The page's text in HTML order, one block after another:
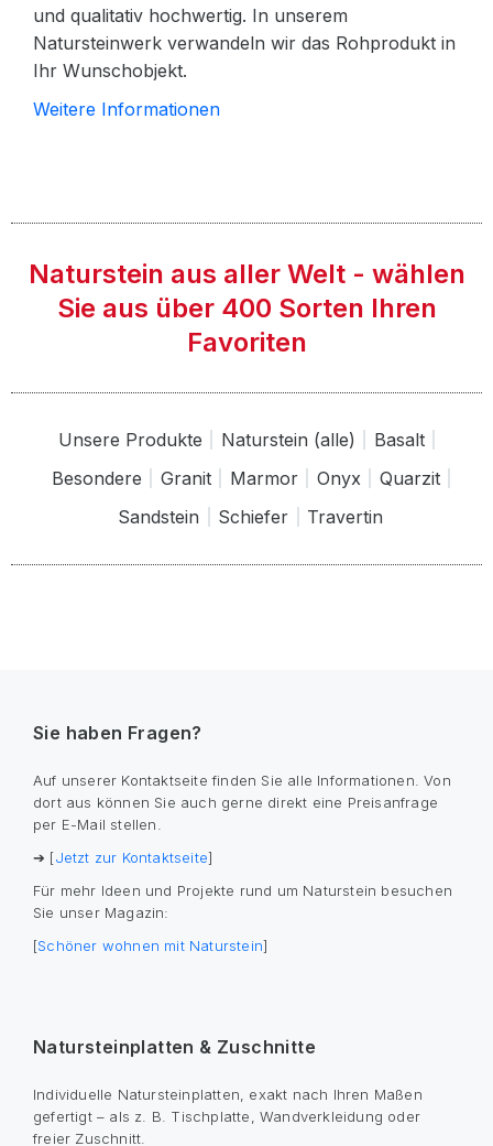
und qualitativ hochwertig. In unserem
Natursteinwerk verwandeln wir das Rohprodukt in
Ihr Wunschobjekt.
Weitere Informationen
Naturstein aus aller Welt - wählen
Sie aus über 400 Sorten Ihren
Favoriten
Unsere Produkte Naturstein (alle)
Basalt
Besondere
Granit Marmor Onyx
Quarzit
Sandstein
Schiefer Travertin
Sie haben Fragen?
Auf unserer Kontaktseite finden Sie alle Informationen. Von
dort aus können Sie auch gerne direkt eine Preisanfrage
per E-Mail stellen.
➔ [Jetzt zur Kontaktseite]
Für mehr Ideen und Projekte rund um Naturstein besuchen
Sie unser Magazin:
[Schöner wohnen mit Naturstein]
Natursteinplatten & Zuschnitte
Individuelle Natursteinplatten, exakt nach Ihren Maßen
gefertigt – als z. B. Tischplatte, Wandverkleidung oder
freier Zuschnitt.